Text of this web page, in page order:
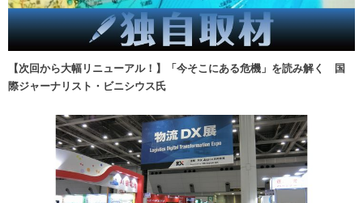
【次回から大幅リニューアル！】「今そこにある危機」を読み解く 国
際ジャーナリスト・ビニシウス氏